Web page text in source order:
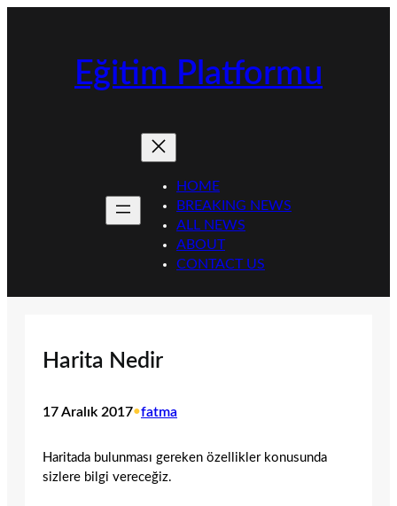
Eğitim Platformu
HOME
BREAKING NEWS
ALL NEWS
ABOUT
CONTACT US
Harita Nedir
17 Aralık 2017•fatma
Haritada bulunması gereken özellikler konusunda
sizlere bilgi vereceğiz.